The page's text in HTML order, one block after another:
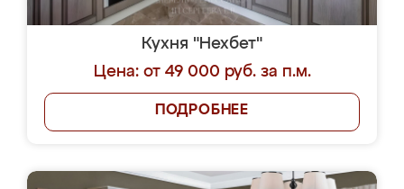
Кухня "Нехбет"
Цена: от 49 000 руб. за п.м.
ПОДРОБНЕЕ